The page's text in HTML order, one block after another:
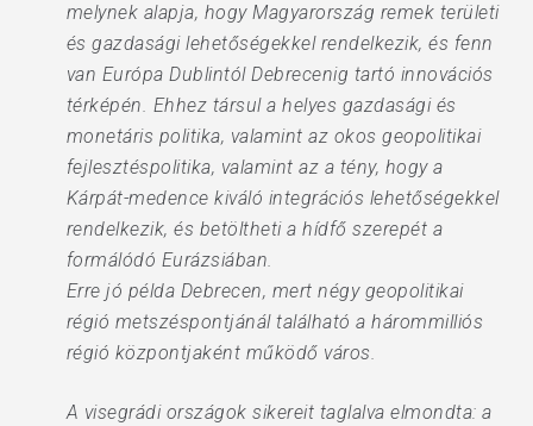
melynek alapja, hogy Magyarország remek területi
és gazdasági lehetőségekkel rendelkezik, és fenn
van Európa Dublintól Debrecenig tartó innovációs
térképén. Ehhez társul a helyes gazdasági és
monetáris politika, valamint az okos geopolitikai
fejlesztéspolitika, valamint az a tény, hogy a
Kárpát-medence kiváló integrációs lehetőségekkel
rendelkezik, és betöltheti a hídfő szerepét a
formálódó Eurázsiában.
Erre jó példa Debrecen, mert négy geopolitikai
régió metszéspontjánál található a hárommilliós
régió központjaként működő város.
A visegrádi országok sikereit taglalva elmondta: a